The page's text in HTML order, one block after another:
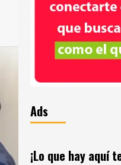
Ads
¡Lo que hay aquí